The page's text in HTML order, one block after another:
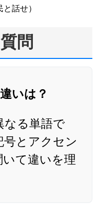
話せ）
問
いは？
なる単語で
とアクセン
て違いを理